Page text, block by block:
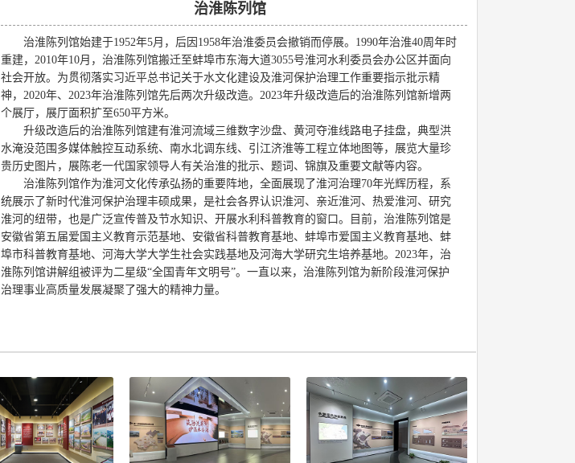
治淮陈列馆
治淮陈列馆始建于1952年5月，后因1958年治淮委员会撤销而停展。1990年治淮40周年时
重建，2010年10月，治淮陈列馆搬迁至蚌埠市东海大道3055号淮河水利委员会办公区并面向
社会开放。为贯彻落实习近平总书记关于水文化建设及淮河保护治理工作重要指示批示精
神，2020年、2023年治淮陈列馆先后两次升级改造。2023年升级改造后的治淮陈列馆新增两
个展厅，展厅面积扩至650平方米。
升级改造后的治淮陈列馆建有淮河流域三维数字沙盘、黄河夺淮线路电子挂盘，典型洪
水淹没范围多媒体触控互动系统、南水北调东线、引江济淮等工程立体地图等，展览大量珍
贵历史图片，展陈老一代国家领导人有关治淮的批示、题词、锦旗及重要文献等内容。
治淮陈列馆作为淮河文化传承弘扬的重要阵地，全面展现了淮河治理70年光辉历程，系
统展示了新时代淮河保护治理丰硕成果，是社会各界认识淮河、亲近淮河、热爱淮河、研究
淮河的纽带，也是广泛宣传普及节水知识、开展水利科普教育的窗口。目前，治淮陈列馆是
安徽省第五届爱国主义教育示范基地、安徽省科普教育基地、蚌埠市爱国主义教育基地、蚌
埠市科普教育基地、河海大学大学生社会实践基地及河海大学研究生培养基地。2023年，治
淮陈列馆讲解组被评为二星级“全国青年文明号”。一直以来，治淮陈列馆为新阶段淮河保护
治理事业高质量发展凝聚了强大的精神力量。